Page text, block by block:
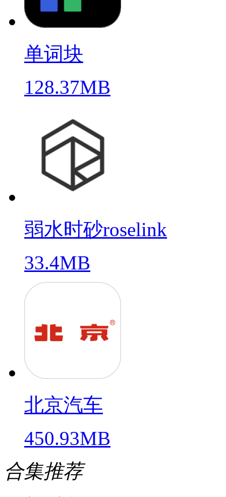
单词块
128.37MB
弱水时砂roselink
33.4MB
北京汽车
450.93MB
合集推荐